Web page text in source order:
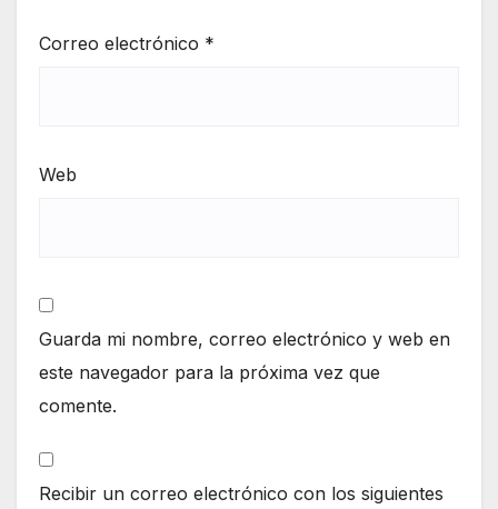
Correo electrónico *
Web
Guarda mi nombre, correo electrónico y web en
este navegador para la próxima vez que
comente.
Recibir un correo electrónico con los siguientes